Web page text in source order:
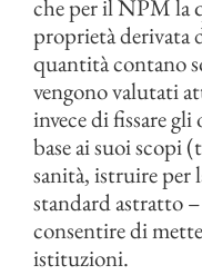
che per il NPM la
proprietà derivata
quantità contano
vengono valutati
invece di fissare
base ai suoi scopi
sanità, istruire per
standard astratto
consentire di
istituzioni.